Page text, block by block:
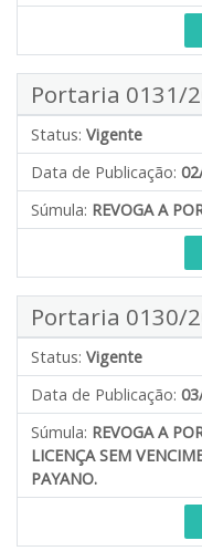
Portaria 0131/
Status: Vigente
Data de Publicação:
Súmula: REVOGA A
Portaria 0130/
Status: Vigente
Data de Publicação:
Súmula: REVOGA A
LICENÇA SEM
PAYANO.